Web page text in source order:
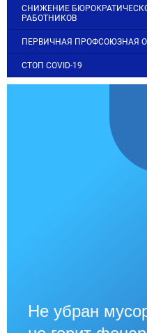
СНИЖЕНИЕ
РАБОТНИКОВ
ПЕРВИЧНАЯ ПРОФСОЮЗНАЯ
СТОП COVID-19
Не убран